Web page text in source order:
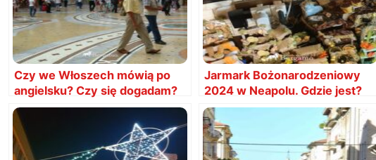
Czy we Włoszech mówią po
angielsku? Czy się dogadam?
Jarmark Bożonarodzeniowy
2024 w Neapolu. Gdzie jest?